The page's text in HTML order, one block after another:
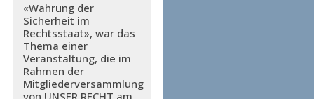
«Wahrung der
Sicherheit im
Rechtsstaat», war das
Thema einer
Veranstaltung, die im
Rahmen der
Mitgliederversammlung